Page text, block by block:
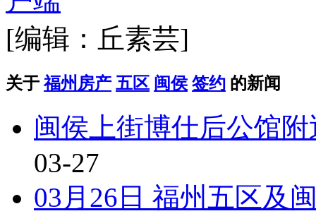
[编辑：丘素芸]
关于 福州房产 五区 闽侯 签约 的新闻
闽侯上街博仕后公馆
03-27
03月26日 福州五区及